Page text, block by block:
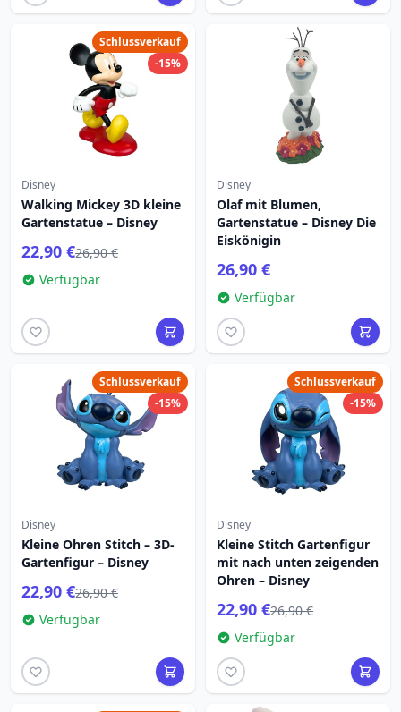
Schlussverkauf
-15%
Disney
Walking Mickey 3D kleine
Gartenstatue – Disney
22,90 €26,90 €
Verfügbar
Disney
Olaf mit Blumen,
Gartenstatue – Disney Die
Eiskönigin
26,90 €
Verfügbar
Schlussverkauf
-15%
Disney
Kleine Ohren Stitch – 3D-
Gartenfigur – Disney
22,90 €26,90 €
Verfügbar
Schlussverkauf
-15%
Disney
Kleine Stitch Gartenfigur
mit nach unten zeigenden
Ohren – Disney
22,90 €26,90 €
Verfügbar